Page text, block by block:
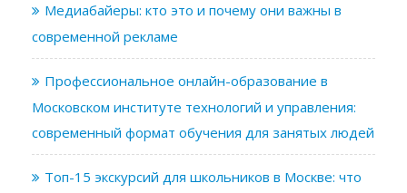
Медиабайеры: кто это и почему они важны в
современной рекламе
Профессиональное онлайн-образование в
Московском институте технологий и управления:
современный формат обучения для занятых людей
Топ-15 экскурсий для школьников в Москве: что